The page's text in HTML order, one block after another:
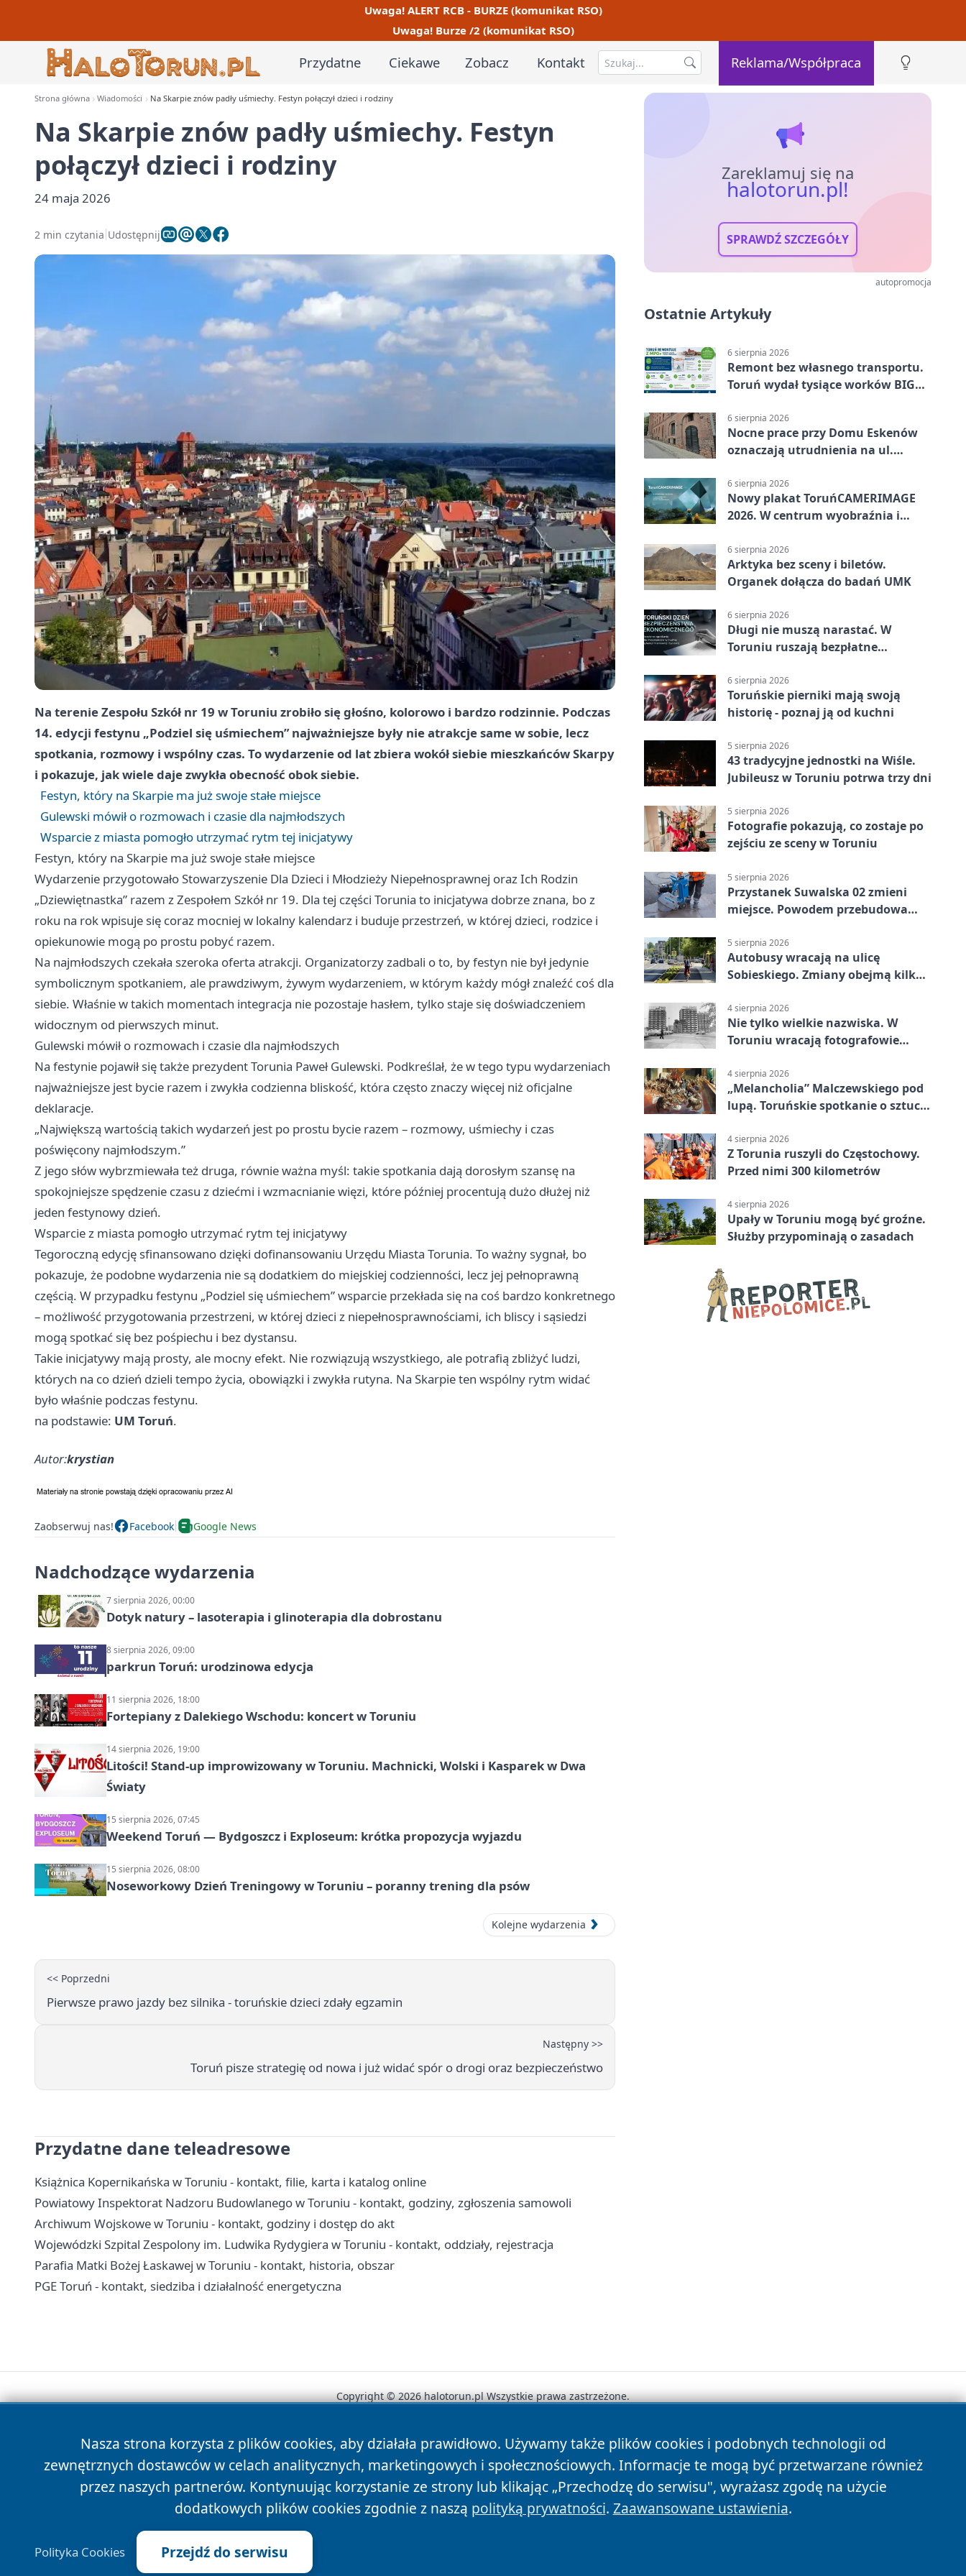
Uwaga! ALERT RCB - BURZE (komunikat RSO)
Uwaga! Burze /2 (komunikat RSO)
Przydatne Ciekawe Zobacz Kontakt Reklama/Współpraca
Strona główna Wiadomości Na Skarpie znów padły uśmiechy. Festyn połączył dzieci i rodziny
Na Skarpie znów padły uśmiechy. Festyn
połączył dzieci i rodziny
24 maja 2026
2 min czytania Udostępnij
Na terenie Zespołu Szkół nr 19 w Toruniu zrobiło się głośno, kolorowo i bardzo rodzinnie. Podczas
14. edycji festynu „Podziel się uśmiechem” najważniejsze były nie atrakcje same w sobie, lecz
spotkania, rozmowy i wspólny czas. To wydarzenie od lat zbiera wokół siebie mieszkańców Skarpy
i pokazuje, jak wiele daje zwykła obecność obok siebie.
Festyn, który na Skarpie ma już swoje stałe miejsce
Gulewski mówił o rozmowach i czasie dla najmłodszych
Wsparcie z miasta pomogło utrzymać rytm tej inicjatywy
Festyn, który na Skarpie ma już swoje stałe miejsce
Wydarzenie przygotowało Stowarzyszenie Dla Dzieci i Młodzieży Niepełnosprawnej oraz Ich Rodzin
„Dziewiętnastka” razem z Zespołem Szkół nr 19. Dla tej części Torunia to inicjatywa dobrze znana, bo z
roku na rok wpisuje się coraz mocniej w lokalny kalendarz i buduje przestrzeń, w której dzieci, rodzice i
opiekunowie mogą po prostu pobyć razem.
Na najmłodszych czekała szeroka oferta atrakcji. Organizatorzy zadbali o to, by festyn nie był jedynie
symbolicznym spotkaniem, ale prawdziwym, żywym wydarzeniem, w którym każdy mógł znaleźć coś dla
siebie. Właśnie w takich momentach integracja nie pozostaje hasłem, tylko staje się doświadczeniem
widocznym od pierwszych minut.
Gulewski mówił o rozmowach i czasie dla najmłodszych
Na festynie pojawił się także prezydent Torunia Paweł Gulewski. Podkreślał, że w tego typu wydarzeniach
najważniejsze jest bycie razem i zwykła codzienna bliskość, która często znaczy więcej niż oficjalne
deklaracje.
„Największą wartością takich wydarzeń jest po prostu bycie razem – rozmowy, uśmiechy i czas
poświęcony najmłodszym.”
Z jego słów wybrzmiewała też druga, równie ważna myśl: takie spotkania dają dorosłym szansę na
spokojniejsze spędzenie czasu z dziećmi i wzmacnianie więzi, które później procentują dużo dłużej niż
jeden festynowy dzień.
Wsparcie z miasta pomogło utrzymać rytm tej inicjatywy
Tegoroczną edycję sfinansowano dzięki dofinansowaniu Urzędu Miasta Torunia. To ważny sygnał, bo
pokazuje, że podobne wydarzenia nie są dodatkiem do miejskiej codzienności, lecz jej pełnoprawną
częścią. W przypadku festynu „Podziel się uśmiechem” wsparcie przekłada się na coś bardzo konkretnego
– możliwość przygotowania przestrzeni, w której dzieci z niepełnosprawnościami, ich bliscy i sąsiedzi
mogą spotkać się bez pośpiechu i bez dystansu.
Takie inicjatywy mają prosty, ale mocny efekt. Nie rozwiązują wszystkiego, ale potrafią zbliżyć ludzi,
których na co dzień dzieli tempo życia, obowiązki i zwykła rutyna. Na Skarpie ten wspólny rytm widać
było właśnie podczas festynu.
na podstawie: UM Toruń.
Autor:krystian
Zaobserwuj nas! Facebook Google News
Nadchodzące wydarzenia
7 sierpnia 2026, 00:00
Dotyk natury – lasoterapia i glinoterapia dla dobrostanu
8 sierpnia 2026, 09:00
parkrun Toruń: urodzinowa edycja
11 sierpnia 2026, 18:00
Fortepiany z Dalekiego Wschodu: koncert w Toruniu
14 sierpnia 2026, 19:00
Litości! Stand-up improwizowany w Toruniu. Machnicki, Wolski i Kasparek w Dwa
Światy
15 sierpnia 2026, 07:45
Weekend Toruń — Bydgoszcz i Exploseum: krótka propozycja wyjazdu
15 sierpnia 2026, 08:00
Noseworkowy Dzień Treningowy w Toruniu – poranny trening dla psów
Kolejne wydarzenia
<< Poprzedni
Pierwsze prawo jazdy bez silnika - toruńskie dzieci zdały egzamin
Następny >>
Toruń pisze strategię od nowa i już widać spór o drogi oraz bezpieczeństwo
Przydatne dane teleadresowe
Książnica Kopernikańska w Toruniu - kontakt, filie, karta i katalog online
Powiatowy Inspektorat Nadzoru Budowlanego w Toruniu - kontakt, godziny, zgłoszenia samowoli
Archiwum Wojskowe w Toruniu - kontakt, godziny i dostęp do akt
Wojewódzki Szpital Zespolony im. Ludwika Rydygiera w Toruniu - kontakt, oddziały, rejestracja
Parafia Matki Bożej Łaskawej w Toruniu - kontakt, historia, obszar
PGE Toruń - kontakt, siedziba i działalność energetyczna
Zareklamuj się na
halotorun.pl!
SPRAWDŹ SZCZEGÓŁY
autopromocja
Ostatnie Artykuły
6 sierpnia 2026
Remont bez własnego transportu.
Toruń wydał tysiące worków BIG
6 sierpnia 2026
Nocne prace przy Domu Eskenów
oznaczają utrudnienia na ul.
6 sierpnia 2026
Nowy plakat ToruńCAMERIMAGE
2026. W centrum wyobraźnia i
6 sierpnia 2026
Arktyka bez sceny i biletów.
Organek dołącza do badań UMK
6 sierpnia 2026
Długi nie muszą narastać. W
Toruniu ruszają bezpłatne
6 sierpnia 2026
Toruńskie pierniki mają swoją
historię - poznaj ją od kuchni
5 sierpnia 2026
43 tradycyjne jednostki na Wiśle.
Jubileusz w Toruniu potrwa trzy dni
5 sierpnia 2026
Fotografie pokazują, co zostaje po
zejściu ze sceny w Toruniu
5 sierpnia 2026
Przystanek Suwalska 02 zmieni
miejsce. Powodem przebudowa
5 sierpnia 2026
Autobusy wracają na ulicę
Sobieskiego. Zmiany obejmą kilka
4 sierpnia 2026
Nie tylko wielkie nazwiska. W
Toruniu wracają fotografowie
4 sierpnia 2026
„Melancholia” Malczewskiego pod
lupą. Toruńskie spotkanie o sztuce
4 sierpnia 2026
Z Torunia ruszyli do Częstochowy.
Przed nimi 300 kilometrów
4 sierpnia 2026
Upały w Toruniu mogą być groźne.
Służby przypominają o zasadach
Nasza strona korzysta z plików cookies, aby działała prawidłowo. Używamy także plików cookies i podobnych technologii od
zewnętrznych dostawców w celach analitycznych, marketingowych i społecznościowych. Informacje te mogą być przetwarzane również
przez naszych partnerów. Kontynuując korzystanie ze strony lub klikając „Przechodzę do serwisu", wyrażasz zgodę na użycie
dodatkowych plików cookies zgodnie z naszą polityką prywatności. Zaawansowane ustawienia.
Polityka Cookies Przejdź do serwisu
Copyright © 2026 halotorun.pl Wszystkie prawa zastrzeżone.
News Autorzy Polityka Prywatności Polityka Cookies